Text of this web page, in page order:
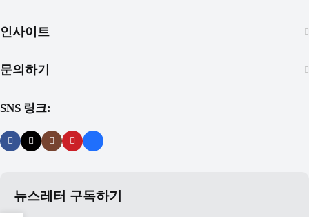
인사이트
문의하기
SNS 링크:
뉴스레터 구독하기